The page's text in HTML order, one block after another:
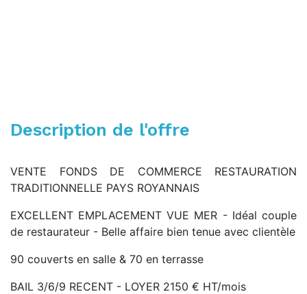
Description de l'offre
VENTE FONDS DE COMMERCE RESTAURATION
TRADITIONNELLE PAYS ROYANNAIS
EXCELLENT EMPLACEMENT VUE MER - Idéal couple
de restaurateur - Belle affaire bien tenue avec clientèle
90 couverts en salle & 70 en terrasse
BAIL 3/6/9 RECENT - LOYER 2150 € HT/mois